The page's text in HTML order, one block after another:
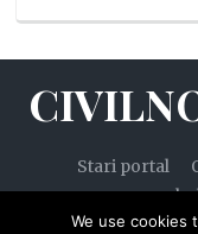
Stari portal
We use cookies